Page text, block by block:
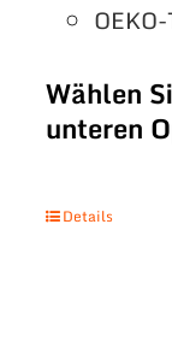
Wählen
unteren
Details